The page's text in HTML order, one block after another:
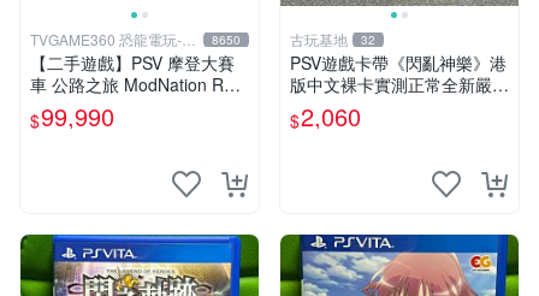
TVGAME360 恐龍電玩-台
中店
8650
【二手遊戲】PSV 摩登大賽
車 公路之旅 ModNation Rac
ers 中文版 【台中恐龍電玩】
$99,990
古玩基地 32
PSV遊戲卡帶《閃亂神樂》港
版中文裸卡實測正常全新嚴選
2張起優惠 閃亂神樂 PSV 港
版
$2,060